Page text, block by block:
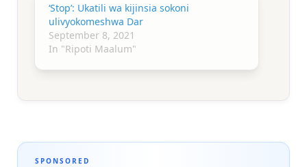
‘Stop’: Ukatili wa kijinsia sokoni
ulivyokomeshwa Dar
September 8, 2021
In "Ripoti Maalum"
SPONSORED